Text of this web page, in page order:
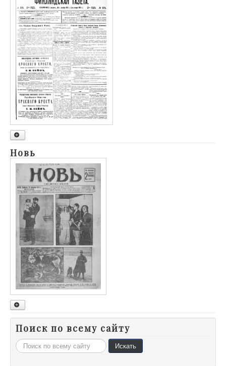
1912
1913
1914
1915
1916
1917
1916
1917
1905
1906
1907
1908
1909
1910
1911
1912
1913
1914
1915
1916
Новь
1914
1915
Поиск по всему сайту
Искать... Искать